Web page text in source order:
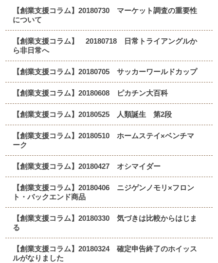
【創業支援コラム】20180730 マーケット調査の重要性
について
【創業支援コラム】 20180718 日常トライアングルか
ら非日常へ
【創業支援コラム】20180705 サッカーワールドカップ
【創業支援コラム】20180608 ピカチン大百科
【創業支援コラム】20180525 人類誕生 第2段
【創業支援コラム】20180510 ホームステイ×ベンチマ
ーク
【創業支援コラム】20180427 オシマイダー
【創業支援コラム】20180406 ニジゲンノモリ×フロン
ト・バックエンド商品
【創業支援コラム】20180330 気づきは比較からはじま
る
【創業支援コラム】20180324 確定申告終了のホイッス
ルがなりました